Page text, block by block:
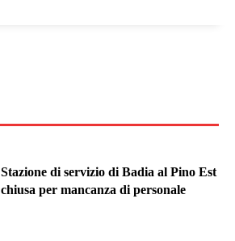
Stazione di servizio di Badia al Pino Est
chiusa per mancanza di personale